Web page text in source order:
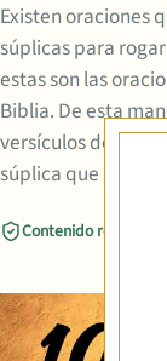
Existen oraciones
súplicas para
estas son las
Biblia. De esta
versículos de la
súplica que se le
Contenido revisado